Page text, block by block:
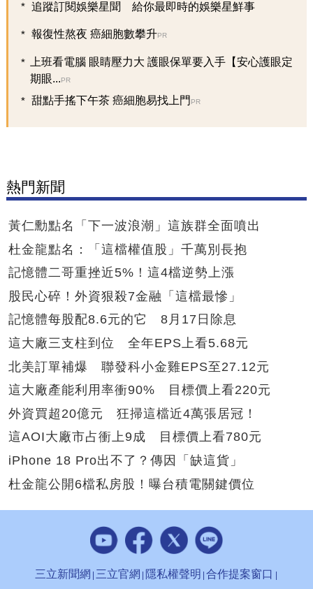
追蹤訂閱娛樂星聞 給你最即時的娛樂星鮮事
報復性熬夜 癌細胞數攀升PR
上班看電腦 眼睛壓力大 護眼保單要入手【安心護眼定
期眼... PR
甜點手搖下午茶 癌細胞易找上門 PR
熱門新聞
黃仁勳點名「下一波浪潮」這族群全面噴出
杜金龍點名：「這檔權值股」千萬別長抱
記憶體二哥重挫近5%！這4檔逆勢上漲
股民心碎！外資狠殺7金融「這檔最慘」
記憶體每股配8.6元的它 8月17日除息
這大廠三支柱到位 全年EPS上看5.68元
北美訂單補爆 聯發科小金雞EPS至27.12元
這大廠產能利用率衝90% 目標價上看220元
外資買超20億元 狂掃這檔近4萬張居冠！
這AOI大廠市占衝上9成 目標價上看780元
iPhone 18 Pro出不了？傳因「缺這貨」
杜金龍公開6檔私房股！曝台積電關鍵價位
三立新聞網 三立官網 隱私權聲明 合作提案窗口